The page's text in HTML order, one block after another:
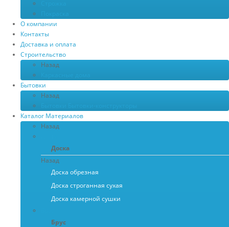
О компании
Контакты
Доставка и оплата
Строительство
Назад
Бытовки
Назад
Каталог Материалов
Назад
Доска
Назад
Доска обрезная
Доска строганная сухая
Доска камерной сушки
Брус